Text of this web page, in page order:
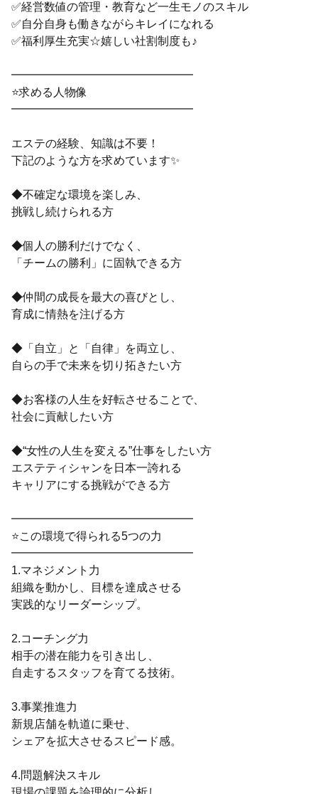
✅経営数値の管理・教育など一生モノのスキル
✅自分自身も働きながらキレイになれる
✅福利厚生充実☆嬉しい社割制度も♪
━━━━━━━━━━━━━━━━
⭐求める人物像
━━━━━━━━━━━━━━━━
エステの経験、知識は不要！
下記のような方を求めています✨
◆不確定な環境を楽しみ、
挑戦し続けられる方
◆個人の勝利だけでなく、
「チームの勝利」に固執できる方
◆仲間の成長を最大の喜びとし、
育成に情熱を注げる方
◆「自立」と「自律」を両立し、
自らの手で未来を切り拓きたい方
◆お客様の人生を好転させることで、
社会に貢献したい方
◆“女性の人生を変える”仕事をしたい方
エステティシャンを日本一誇れる
キャリアにする挑戦ができる方
━━━━━━━━━━━━━━━━
⭐この環境で得られる5つの力
━━━━━━━━━━━━━━━━
1.マネジメント力
組織を動かし、目標を達成させる
実践的なリーダーシップ。
2.コーチング力
相手の潜在能力を引き出し、
自走するスタッフを育てる技術。
3.事業推進力
新規店舗を軌道に乗せ、
シェアを拡大させるスピード感。
4.問題解決スキル